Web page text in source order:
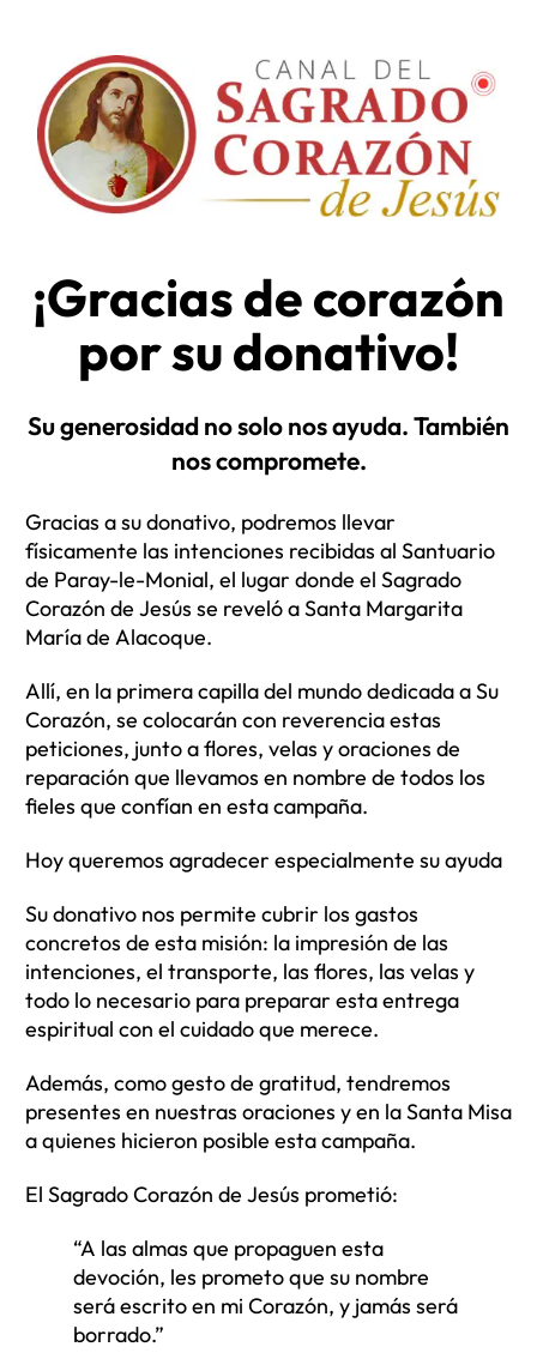
¡Gracias de corazón
por su donativo!
Su generosidad no solo nos ayuda. También
nos compromete.
Gracias a su donativo, podremos llevar
físicamente las intenciones recibidas al Santuario
de Paray-le-Monial, el lugar donde el Sagrado
Corazón de Jesús se reveló a Santa Margarita
María de Alacoque.
Allí, en la primera capilla del mundo dedicada a Su
Corazón, se colocarán con reverencia estas
peticiones, junto a flores, velas y oraciones de
reparación que llevamos en nombre de todos los
fieles que confían en esta campaña.
Hoy queremos agradecer especialmente su ayuda
Su donativo nos permite cubrir los gastos
concretos de esta misión: la impresión de las
intenciones, el transporte, las flores, las velas y
todo lo necesario para preparar esta entrega
espiritual con el cuidado que merece.
Además, como gesto de gratitud, tendremos
presentes en nuestras oraciones y en la Santa Misa
a quienes hicieron posible esta campaña.
El Sagrado Corazón de Jesús prometió:
“A las almas que propaguen esta
devoción, les prometo que su nombre
será escrito en mi Corazón, y jamás será
borrado.”